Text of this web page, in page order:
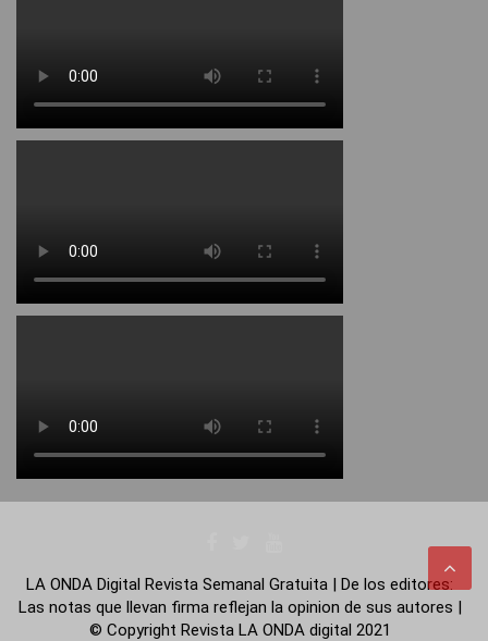
LA ONDA Digital Revista Semanal Gratuita | De los editores:
Las notas que llevan firma reflejan la opinion de sus autores |
© Copyright Revista LA ONDA digital 2021